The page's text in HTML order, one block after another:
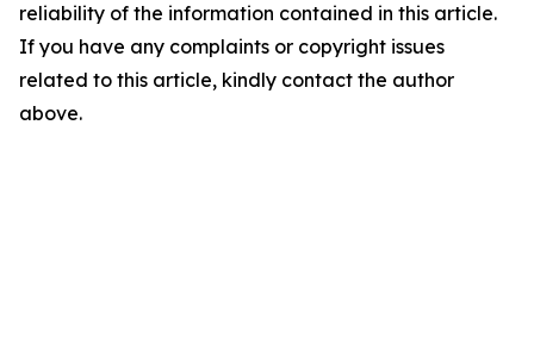
reliability of the information contained in this article.
If you have any complaints or copyright issues
related to this article, kindly contact the author
above.